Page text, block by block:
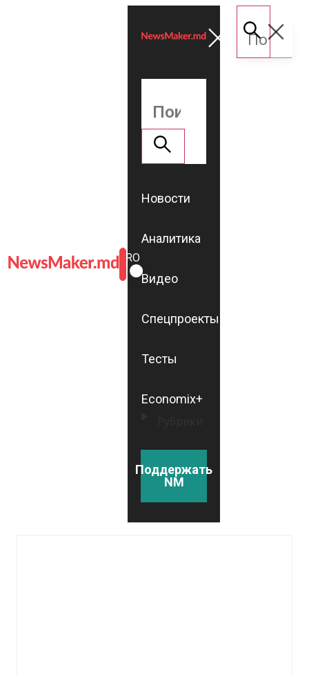
ROMÂNĂ
RU
Новости
Аналитика
Видео
Спецпроекты
Тесты
Economix+
Поддержать
NM